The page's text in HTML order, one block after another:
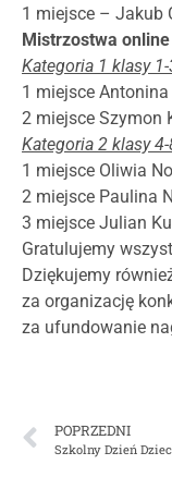
1 miejsce – Jakub
Mistrzostwa
Kategoria 1 klasy 1-
1 miejsce Antonina
2 miejsce Szymon
Kategoria 2 klasy
1 miejsce Oliwia
2 miejsce Paulina
3 miejsce Julian
Gratulujemy
Dziękujemy
za organizację
za ufundowanie
POPRZEDNI
Szkolny Dzień